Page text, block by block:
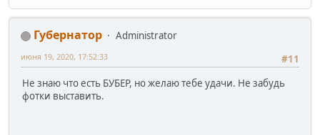
Губернатор
Administrator
#11
июня 19, 2020, 17:52:33
Не знаю что есть БУБЕР, но желаю тебе удачи. Не забудь
фотки выставить.